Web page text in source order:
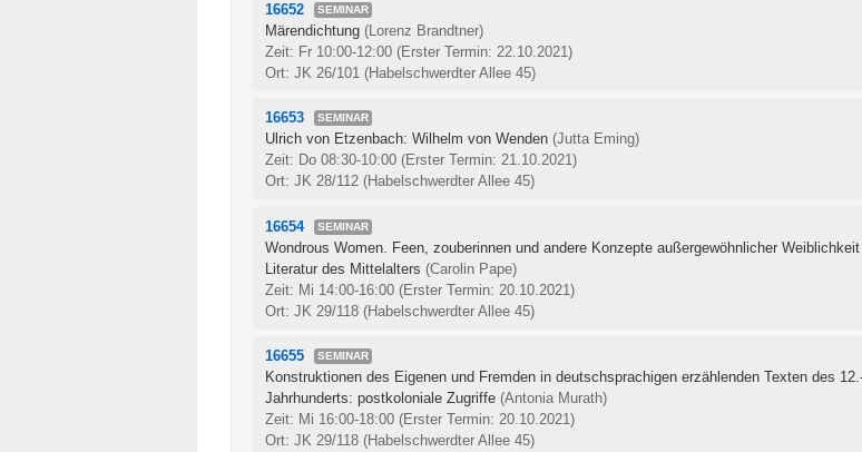
16652 SEMINAR
Märendichtung (Lorenz Brandtner)
Zeit: Fr 10:00-12:00 (Erster Termin: 22.10.2021)
Ort: JK 26/101 (Habelschwerdter Allee 45)
16653 SEMINAR
Ulrich von Etzenbach: Wilhelm von Wenden (Jutta Eming)
Zeit: Do 08:30-10:00 (Erster Termin: 21.10.2021)
Ort: JK 28/112 (Habelschwerdter Allee 45)
16654 SEMINAR
Wondrous Women. Feen, zouberinnen und andere Konzepte außergewöhnlicher
Literatur des Mittelalters (Carolin Pape)
Zeit: Mi 14:00-16:00 (Erster Termin: 20.10.2021)
Ort: JK 29/118 (Habelschwerdter Allee 45)
16655 SEMINAR
Konstruktionen des Eigenen und Fremden in deutschsprachigen erzählenden Texten des
Jahrhunderts: postkoloniale Zugriffe (Antonia Murath)
Zeit: Mi 16:00-18:00 (Erster Termin: 20.10.2021)
Ort: JK 29/118 (Habelschwerdter Allee 45)